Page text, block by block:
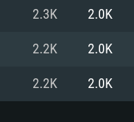
(client complet)
(client complet)
(client complet)
2.3K 2.0K
2.2K 2.0K
2.2K 2.0K